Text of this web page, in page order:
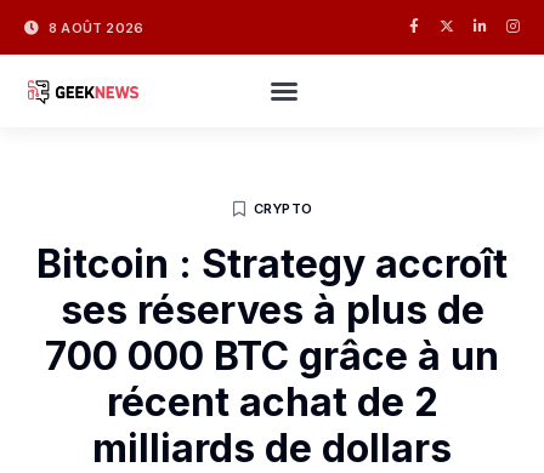
8 AOÛT 2026
CRYPTO
Bitcoin : Strategy accroît
ses réserves à plus de
700 000 BTC grâce à un
récent achat de 2
milliards de dollars